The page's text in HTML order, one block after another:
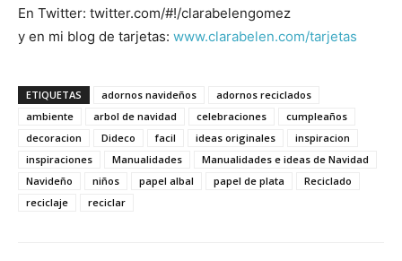
En Twitter: twitter.com/#!/clarabelengomez
y en mi blog de tarjetas: www.clarabelen.com/tarjetas
ETIQUETAS adornos navideños
adornos reciclados
ambiente
arbol de navidad celebraciones
cumpleaños
decoracion
Dideco facil ideas originales
inspiracion
inspiraciones
Manualidades
Manualidades e ideas de Navidad
Navideño
niños papel albal papel de plata
Reciclado
reciclaje
reciclar